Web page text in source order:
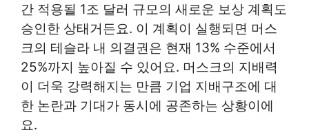
간 적용될 1조 달러 규모의 새로운 보상 계획도
승인한 상태거든요. 이 계획이 실행되면 머스
크의 테슬라 내 의결권은 현재 13% 수준에서
25%까지 높아질 수 있어요. 머스크의 지배력
이 더욱 강력해지는 만큼 기업 지배구조에 대
한 논란과 기대가 동시에 공존하는 상황이에
요.